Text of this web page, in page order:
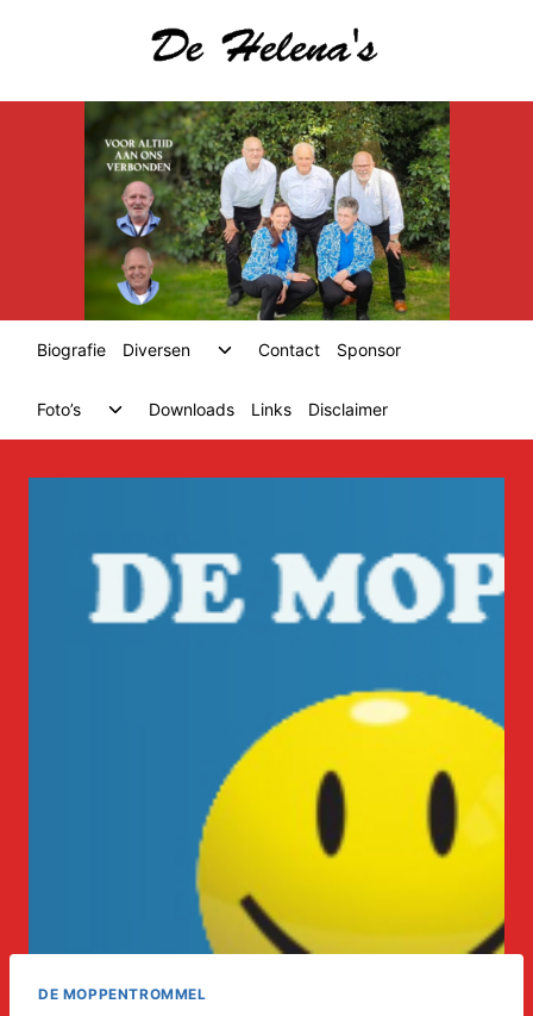
Biografie Diversen
ToggleContact Sponsor
Foto’s
ToggleDownloads Links Disclaimer
DE MOPPENTROMMEL